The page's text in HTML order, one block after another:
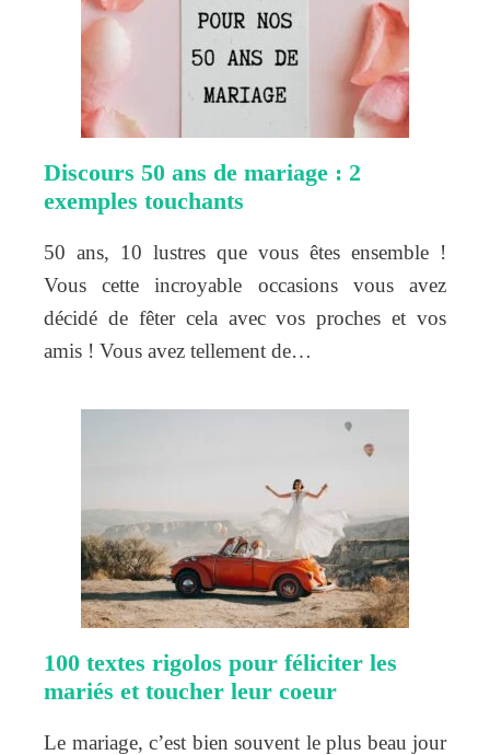
Discours 50 ans de mariage : 2
exemples touchants
50 ans, 10 lustres que vous êtes ensemble !
Vous cette incroyable occasions vous avez
décidé de fêter cela avec vos proches et vos
amis ! Vous avez tellement de…
100 textes rigolos pour féliciter les
mariés et toucher leur coeur
Le mariage, c’est bien souvent le plus beau jour